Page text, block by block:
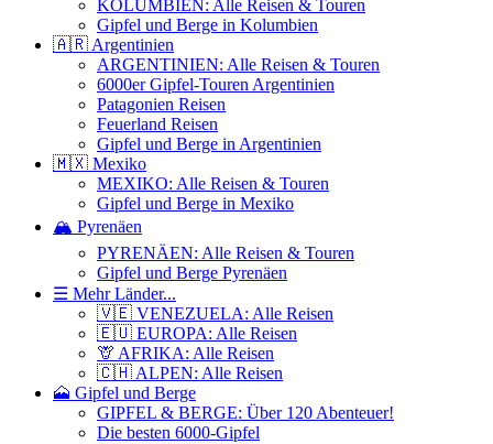
KOLUMBIEN: Alle Reisen & Touren
Gipfel und Berge in Kolumbien
🇦🇷 Argentinien
ARGENTINIEN: Alle Reisen & Touren
6000er Gipfel-Touren Argentinien
Patagonien Reisen
Feuerland Reisen
Gipfel und Berge in Argentinien
🇲🇽 Mexiko
MEXIKO: Alle Reisen & Touren
Gipfel und Berge in Mexiko
🏔️ Pyrenäen
PYRENÄEN: Alle Reisen & Touren
Gipfel und Berge Pyrenäen
☰ Mehr Länder...
🇻🇪 VENEZUELA: Alle Reisen
🇪🇺 EUROPA: Alle Reisen
🦒 AFRIKA: Alle Reisen
🇨🇭 ALPEN: Alle Reisen
🗻 Gipfel und Berge
GIPFEL & BERGE: Über 120 Abenteuer!
Die besten 6000-Gipfel